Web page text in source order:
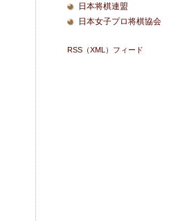
日本将棋連盟
日本女子プロ将棋協会
RSS（XML）フィード